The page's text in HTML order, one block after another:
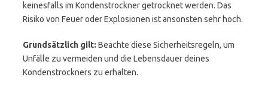
keinesfalls im Kondenstrockner getrocknet werden. Das
Risiko von Feuer oder Explosionen ist ansonsten sehr hoch.
Grundsätzlich gilt: Beachte diese Sicherheitsregeln, um
Unfälle zu vermeiden und die Lebensdauer deines
Kondenstrockners zu erhalten.